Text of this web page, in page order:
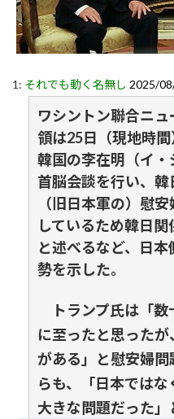
1: それでも動く名無し 2025/
ワシントン聯合ニ
領は25日（現地時
韓国の李在明（イ・
首脳会談を行い、
（旧日本軍の）慰
しているため韓日
と述べるなど、日
勢を示した。
トランプ氏は「数
に至ったと思った
がある」と慰安婦
らも、「日本では
大きな問題だった